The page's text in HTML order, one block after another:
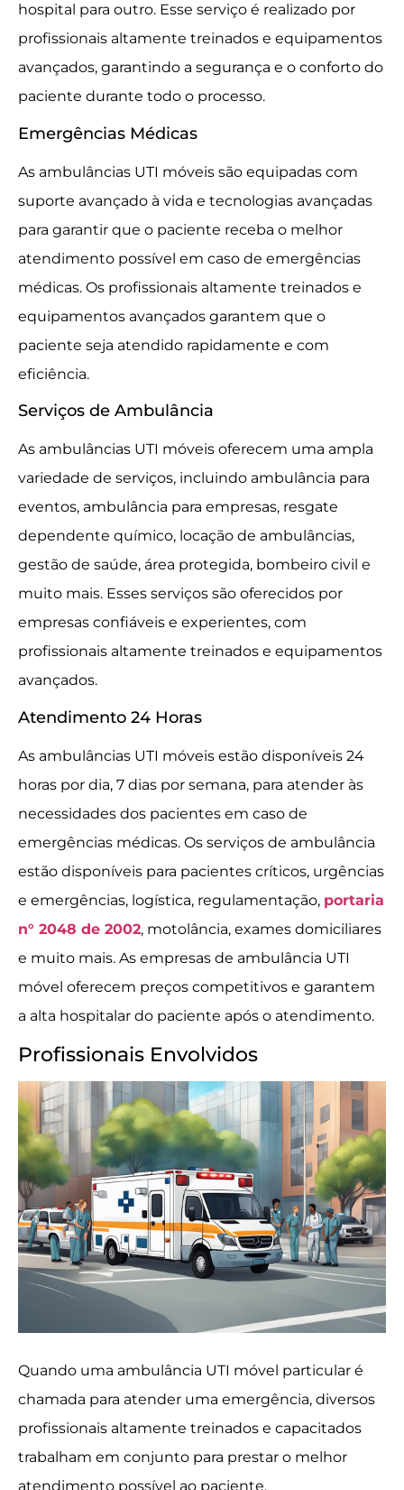
hospital para outro. Esse serviço é realizado por
profissionais altamente treinados e equipamentos
avançados, garantindo a segurança e o conforto do
paciente durante todo o processo.
Emergências Médicas
As ambulâncias UTI móveis são equipadas com
suporte avançado à vida e tecnologias avançadas
para garantir que o paciente receba o melhor
atendimento possível em caso de emergências
médicas. Os profissionais altamente treinados e
equipamentos avançados garantem que o
paciente seja atendido rapidamente e com
eficiência.
Serviços de Ambulância
As ambulâncias UTI móveis oferecem uma ampla
variedade de serviços, incluindo ambulância para
eventos, ambulância para empresas, resgate
dependente químico, locação de ambulâncias,
gestão de saúde, área protegida, bombeiro civil e
muito mais. Esses serviços são oferecidos por
empresas confiáveis e experientes, com
profissionais altamente treinados e equipamentos
avançados.
Atendimento 24 Horas
As ambulâncias UTI móveis estão disponíveis 24
horas por dia, 7 dias por semana, para atender às
necessidades dos pacientes em caso de
emergências médicas. Os serviços de ambulância
estão disponíveis para pacientes críticos, urgências
e emergências, logística, regulamentação, portaria
n° 2048 de 2002, motolância, exames domiciliares
e muito mais. As empresas de ambulância UTI
móvel oferecem preços competitivos e garantem
a alta hospitalar do paciente após o atendimento.
Profissionais Envolvidos
Quando uma ambulância UTI móvel particular é
chamada para atender uma emergência, diversos
profissionais altamente treinados e capacitados
trabalham em conjunto para prestar o melhor
atendimento possível ao paciente.